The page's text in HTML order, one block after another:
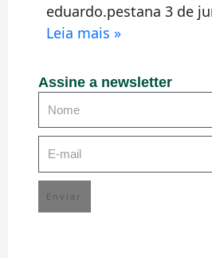
eduardo.pestana 3 de
Leia mais »
Assine a newsletter
Enviar